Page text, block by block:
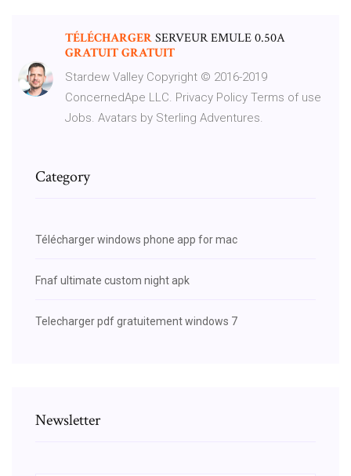
TÉLÉCHARGERSERVEUR EMULE 0.50A
GRATUITGRATUIT
Stardew Valley Copyright © 2016-2019
ConcernedApe LLC. Privacy Policy Terms of use
Jobs. Avatars by Sterling Adventures.
Category
Télécharger windows phone app for mac
Fnaf ultimate custom night apk
Telecharger pdf gratuitement windows 7
Newsletter